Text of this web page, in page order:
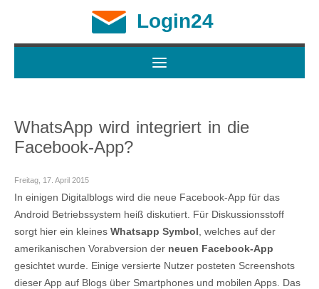
Login24
WhatsApp wird integriert in die
Facebook-App?
Freitag, 17. April 2015
In einigen Digitalblogs wird die neue Facebook-App für das
Android Betriebssystem heiß diskutiert. Für Diskussionsstoff
sorgt hier ein kleines Whatsapp Symbol , welches auf der
amerikanischen Vorabversion der neuen Facebook-App
gesichtet wurde. Einige versierte Nutzer posteten Screenshots
dieser App auf Blogs über Smartphones und mobilen Apps. Das